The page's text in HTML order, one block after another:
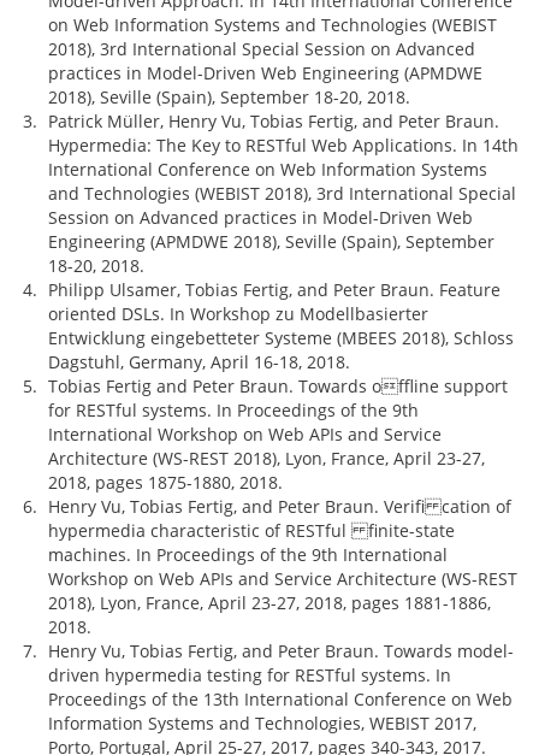
on Web Information Systems and Technologies (WEBIST
2018), 3rd International Special Session on Advanced
practices in Model-Driven Web Engineering (APMDWE
2018), Seville (Spain), September 18-20, 2018.
Patrick Müller, Henry Vu, Tobias Fertig, and Peter Braun.
Hypermedia: The Key to RESTful Web Applications. In 14th
International Conference on Web Information Systems
and Technologies (WEBIST 2018), 3rd International Special
Session on Advanced practices in Model-Driven Web
Engineering (APMDWE 2018), Seville (Spain), September
18-20, 2018.
Philipp Ulsamer, Tobias Fertig, and Peter Braun. Feature
oriented DSLs. In Workshop zu Modellbasierter
Entwicklung eingebetteter Systeme (MBEES 2018), Schloss
Dagstuhl, Germany, April 16-18, 2018.
Tobias Fertig and Peter Braun. Towards offline support
for RESTful systems. In Proceedings of the 9th
International Workshop on Web APIs and Service
Architecture (WS-REST 2018), Lyon, France, April 23-27,
2018, pages 1875-1880, 2018.
Henry Vu, Tobias Fertig, and Peter Braun. Verifi cation of
hypermedia characteristic of RESTful finite-state
machines. In Proceedings of the 9th International
Workshop on Web APIs and Service Architecture (WS-REST
2018), Lyon, France, April 23-27, 2018, pages 1881-1886,
2018.
Henry Vu, Tobias Fertig, and Peter Braun. Towards model-
driven hypermedia testing for RESTful systems. In
Proceedings of the 13th International Conference on Web
Information Systems and Technologies, WEBIST 2017,
Porto, Portugal, April 25-27, 2017, pages 340-343, 2017.